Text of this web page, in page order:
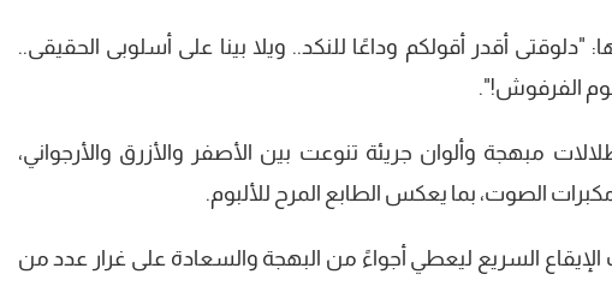
أقدر أقولكم وداعًا للنكد.. ويلا بينا على أسلوبى الحقيقى..
الفرفوش!".
مبهجة وألوان جريئة تنوعت بين الأصفر والأزرق والأرجواني،
الصوت، بما يعكس الطابع المرح للألبوم.
الإيقاع السريع ليعطي أجواءً من البهجة والسعادة على غرار عدد من